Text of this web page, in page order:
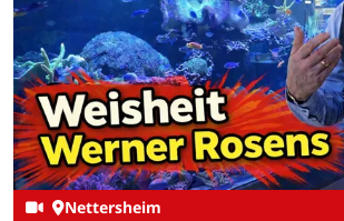
Nettersheim